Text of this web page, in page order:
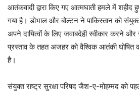
आतंकवादी द्वारा किए गए आत्मघाती हमले में
गया है। डोभाल और बोल्टन ने पाकिस्तान को
अपने दायित्वों के लिए जवाबदेही स्वीकार करने और
प्रस्ताव के तहत अजहर को वैश्विक आतंकी घोषित
है।
संयुक्त राष्ट्र सुरक्षा परिषद जैश-ए-मोहम्मद को